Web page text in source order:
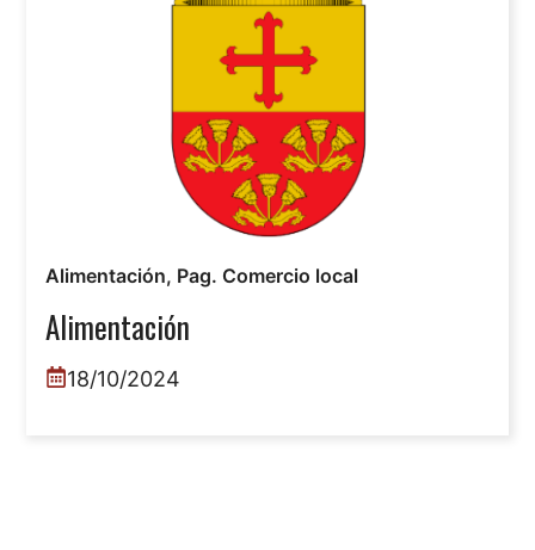
Alimentación, Pag. Comercio local
Alimentación
18/10/2024